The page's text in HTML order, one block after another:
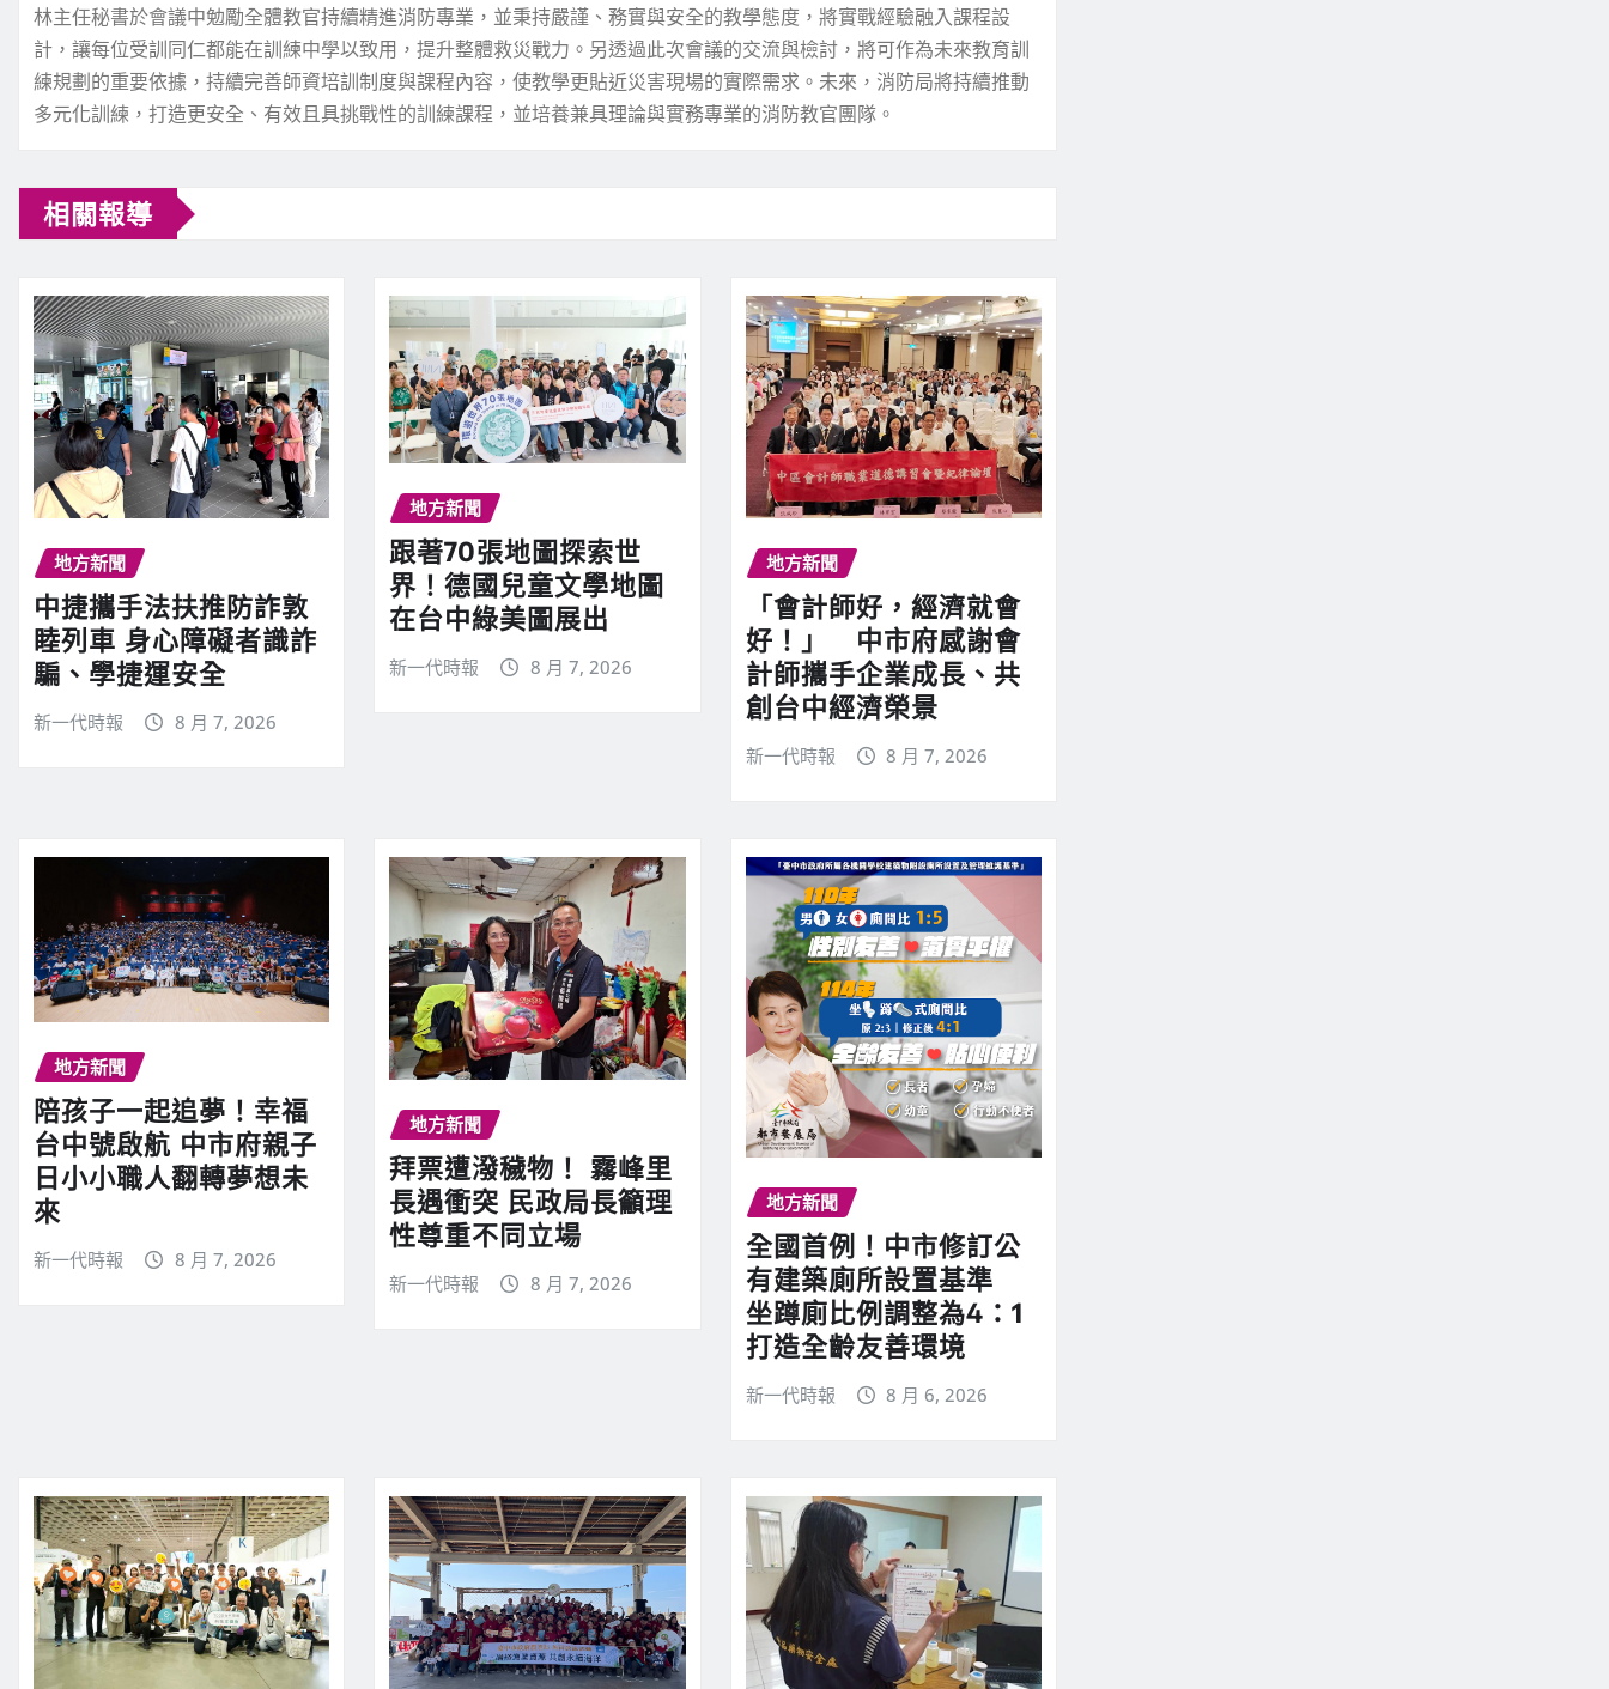
林主任秘書於會議中勉勵全體教官持續精進消防專業，並秉持嚴謹、務實與安全的教學態度，將實戰經驗融入課程設
計，讓每位受訓同仁都能在訓練中學以致用，提升整體救災戰力。另透過此次會議的交流與檢討，將可作為未來教育訓
練規劃的重要依據，持續完善師資培訓制度與課程內容，使教學更貼近災害現場的實際需求。未來，消防局將持續推動
多元化訓練，打造更安全、有效且具挑戰性的訓練課程，並培養兼具理論與實務專業的消防教官團隊。
相關報導
地方新聞
中捷攜手法扶推防詐敦
睦列車 身心障礙者識詐
騙、學捷運安全
新一代時報 8 月 7, 2026
地方新聞
跟著70張地圖探索世
界！德國兒童文學地圖
在台中綠美圖展出
新一代時報 8 月 7, 2026
地方新聞
「會計師好，經濟就會
好！」 中市府感謝會
計師攜手企業成長、共
創台中經濟榮景
新一代時報 8 月 7, 2026
地方新聞
陪孩子一起追夢！幸福
台中號啟航 中市府親子
日小小職人翻轉夢想未
來
新一代時報 8 月 7, 2026
地方新聞
拜票遭潑穢物！ 霧峰里
長遇衝突 民政局長籲理
性尊重不同立場
新一代時報 8 月 7, 2026
地方新聞
全國首例！中市修訂公
有建築廁所設置基準
坐蹲廁比例調整為4：1
打造全齡友善環境
新一代時報 8 月 6, 2026